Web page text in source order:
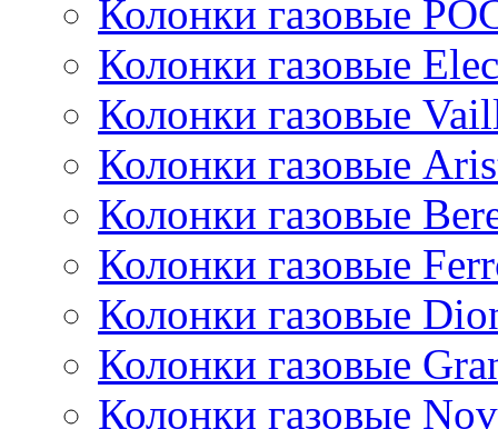
Колонки газовые
Колонки газовые
Колонки газовые
Колонки газовые
Колонки газовые
Колонки газовые
Колонки газовые
Колонки газовые
Колонки газовые